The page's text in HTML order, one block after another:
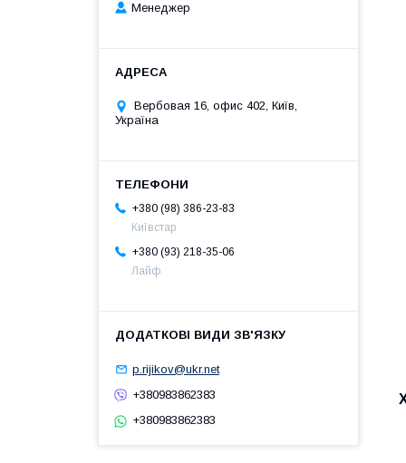
Менеджер
Вербовая 16, офис 402, Київ,
Україна
+380 (98) 386-23-83
Київстар
+380 (93) 218-35-06
Лайф
p.rijikov@ukr.net
+380983862383
+380983862383